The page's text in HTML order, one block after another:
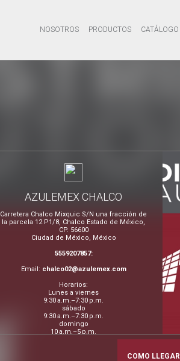
NOSOTROS PRODUCTOS CATÁLOGO
AZULEMEX CHALCO
Carretera Chalco Mixquic S/N una fracción de
la parcela 12 P1/8, Chalco Estado de México,
CP. 56600
Ciudad de México, México
5559207857:
Email: chalco02@azulemex.com
Horarios:
Lunes a viernes
9:30 a.m.–7:30 p.m.
sábado
9:30 a.m.–7:30 p.m.
domingo
10 a.m.–5 p.m.
COMO LLEGAR